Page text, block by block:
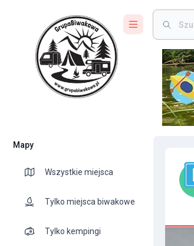
Mapy
Wszystkie miejsca
Tylko miejsca biwakowe
Tylko kempingi